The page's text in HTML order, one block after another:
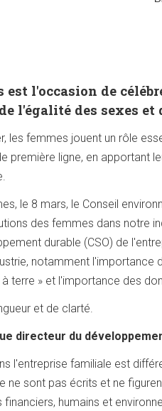
l'occasion de
l'égalité des sexes
les femmes jouent un rôle
première ligne, en apportant
le 8 mars, le Conseil
des femmes dans notre
durable (CSO) de
notamment
terre » et l'importance des
et de clarté.
directeur du
l'entreprise familiale est
sont pas écrits et ne
humains et